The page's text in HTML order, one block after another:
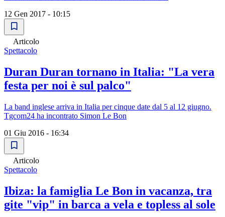
12 Gen 2017 - 10:15
Articolo
Spettacolo
Duran Duran tornano in Italia: "La vera
festa per noi è sul palco"
La band inglese arriva in Italia per cinque date dal 5 al 12 giugno.
Tgcom24 ha incontrato Simon Le Bon
01 Giu 2016 - 16:34
Articolo
Spettacolo
Ibiza: la famiglia Le Bon in vacanza, tra
gite "vip" in barca a vela e topless al sole